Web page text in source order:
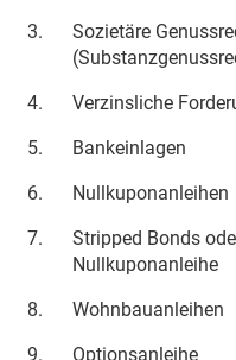
3.
Sozietäre
4. Verzinsliche
5.
Bankeinlagen
6.
Nullkuponanleihen
7.
Stripped Bonds
Nullkuponanleihe
8. Wohnbauanleihen
9.
Optionsanleihe